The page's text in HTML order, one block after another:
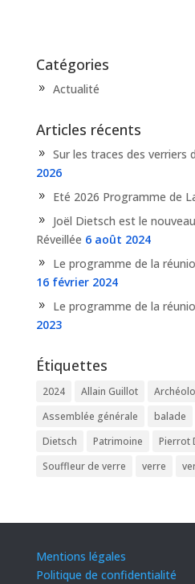
Catégories
Actualité
Articles récents
Sur les traces des verriers
2026
Eté 2026 Programme de
Joël Dietsch est le
Réveillée 6 août 2024
Le programme de la
16 février 2024
Le programme de la
2023
Étiquettes
2024 Allain Guillot
Assemblée générale
balade
Dietsch
Patrimoine Pierrot
Souffleur de verre
verre
Mentions légales
Politique de confidentialité